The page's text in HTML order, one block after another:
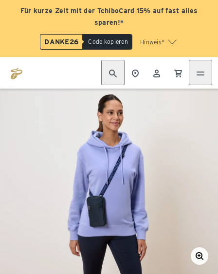
Für kurze Zeit mit der TchiboCard 15% auf fast alles
sparen!*
DANKE26 Code kopieren Hinweis*